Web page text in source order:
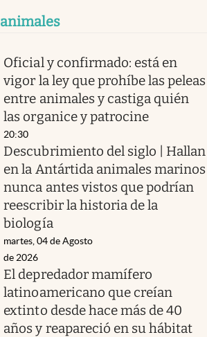
animales
Oficial y confirmado: está en
vigor la ley que prohíbe las peleas
entre animales y castiga quién
las organice y patrocine
20:30
Descubrimiento del siglo | Hallan
en la Antártida animales marinos
nunca antes vistos que podrían
reescribir la historia de la
biología
martes, 04 de Agosto
de 2026
El depredador mamífero
latinoamericano que creían
extinto desde hace más de 40
años y reapareció en su hábitat